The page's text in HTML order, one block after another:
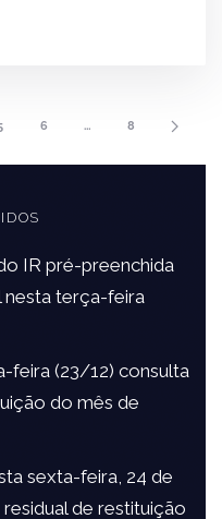
6 … 8
IR pré-preenchida
nesta terça-feira
feira (23/12) consulta
do mês de
sexta-feira, 24 de
de restituição